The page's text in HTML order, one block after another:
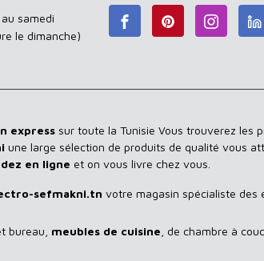
samedi
le dimanche)
express sur toute la Tunisie Vous trouverez les
une large sélection de produits de qualité vous
en ligne et on vous livre chez vous.
sefmakni.tn votre magasin spécialiste des
bureau, meubles de cuisine , de chambre à